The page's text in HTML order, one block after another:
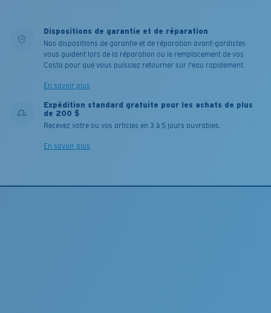
Dispositions de garantie et de réparation
Nos dispositions de garantie et de réparation avant-gardistes
vous guident lors de la réparation ou le remplacement de vos
Costa pour que vous puissiez retourner sur l'eau rapidement.
En savoir plus
Expédition standard gratuite pour les achats de plus
de 200 $
Recevez votre ou vos articles en 3 à 5 jours ouvrables.
En savoir plus